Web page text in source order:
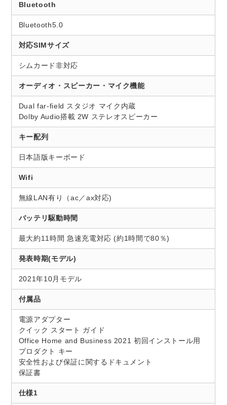
Bluetooth
Bluetooth5.0
対応SIMサイズ
シムカード非対応
オーディオ・スピーカー・マイク機能
Dual far-field スタジオ マイク内蔵
Dolby Audio搭載 2W ステレオスピーカー
キー配列
日本語版キーボード
Wifi
無線LAN有り（ac／ax対応)
バッテリ駆動時間
最大約11時間 急速充電対応 (約1時間で80％)
発表時期(モデル)
2021年10月モデル
付属品
電源アダプター
クイック スタート ガイド
Office Home and Business 2021 初回インストール用
プロダクト キー
安全性および保証に関するドキュメント
保証書
仕様1